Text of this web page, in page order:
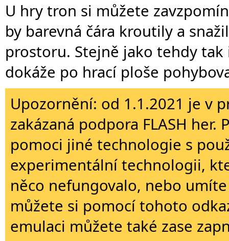
U hry tron si můžete
by barevná čára kroutily a
prostoru. Stejně jako tehdy
dokáže po hrací ploše
Upozornění: od 1.1.2021 je v
zakázaná podpora FLASH
pomoci jiné technologie s
experimentální technologii,
něco nefungovalo, nebo
můžete si pomocí tohoto
emulaci můžete také zase